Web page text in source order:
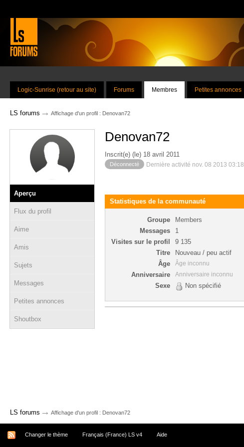
Logic-Sunrise (retour au site) Forums Membres Petites annonces
LS forums → Affichage d'un profil : Denovan72
Aperçu
Flux du profil
Aime
Amis
Sujets
Messages
Petites annonces
Shoutbox
Denovan72
Inscrit(e) (le) 18 avril 2011
Déconnecté Dernière activité nov. 08 2013 03:18
Statistiques de la communauté
Groupe
Members
Messages
1
Visites sur le profil
9 135
Titre
Nouveau / peu actif
Âge
Âge inconnu
Anniversaire Anniversaire inconnu
Sexe Non spécifié
LS forums → Affichage d'un profil : Denovan72
Changer le thème Français (France) LS v4 Aide